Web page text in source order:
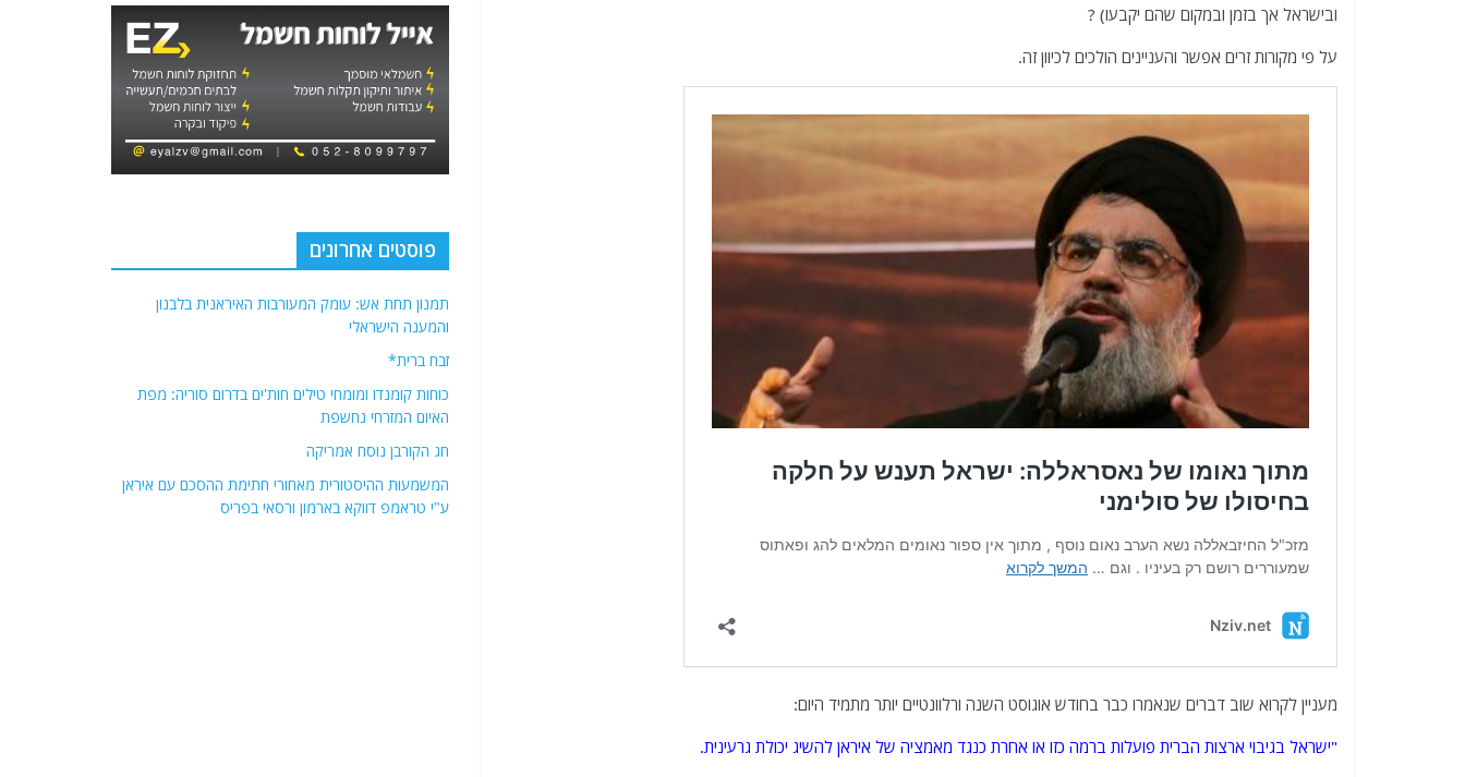
ובישראל אך בזמן ובמקום שהם יקבעו) ?
על פי מקורות זרים אפשר והעניינים הולכים לכיוון זה.
מעניין לקרוא שוב דברים שנאמרו כבר בחודש אוגוסט השנה ורלוונטיים יותר מתמיד היום:
"ישראל בגיבוי ארצות הברית פועלות ברמה כזו או אחרת כנגד מאמציה של איראן להשיג יכולת גרעינית.
פוסטים אחרונים
תמנון תחת אש: עומק המעורבות האיראנית בלבנון
והמענה הישראלי
זבח ברית*